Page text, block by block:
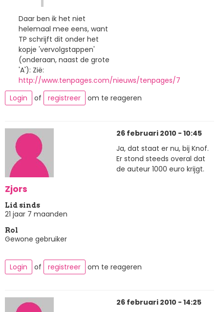
Daar ben ik het niet
helemaal mee eens, want
TP schrijft dit onder het
kopje 'vervolgstappen'
(onderaan, naast de grote
'A'): Zië:
http://www.tenpages.com/nieuws/tenpages/7
Login
of registreer om te reageren
Zjors
Lid sinds
21 jaar 7 maanden
Rol
Gewone gebruiker
26 februari 2010 - 10:45
Ja, dat staat er nu, bij Knof.
Er stond steeds overal dat
de auteur 1000 euro krijgt.
Login of registreer om te reageren
26 februari 2010 - 14:25